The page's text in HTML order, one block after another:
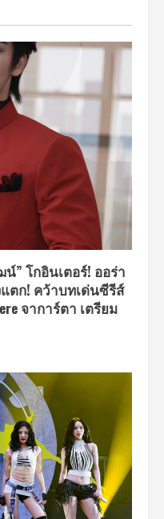
” โกอินเตอร์! ออร่า
ตก! คว้าบทเด่นซีรีส์
จาการ์ตา เตรียม